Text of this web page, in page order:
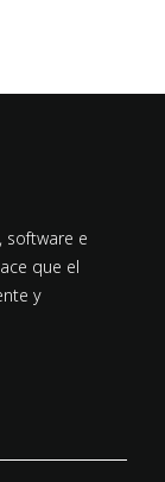
software e
que el
y